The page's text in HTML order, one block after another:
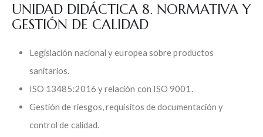
UNIDAD DIDÁCTICA 8. NORMATIVA Y
GESTIÓN DE CALIDAD
Legislación nacional y europea sobre productos
sanitarios.
ISO 13485:2016 y relación con ISO 9001.
Gestión de riesgos, requisitos de documentación y
control de calidad.